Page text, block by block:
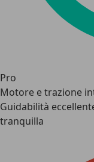
Pro
Motore e trazione
Guidabilità
tranquilla